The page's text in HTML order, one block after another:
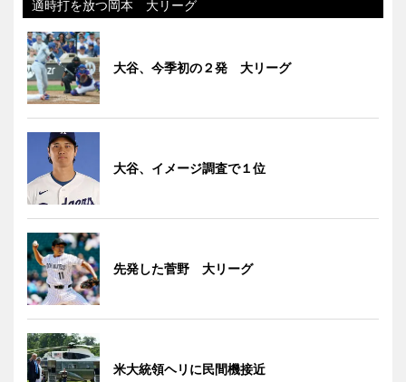
適時打を放つ岡本 大リーグ
大谷、今季初の２発 大リーグ
大谷、イメージ調査で１位
先発した菅野 大リーグ
米大統領ヘリに民間機接近